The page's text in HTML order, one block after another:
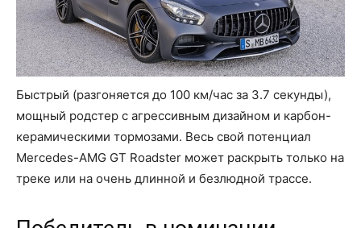
Быстрый (разгоняется до 100 км/час за 3.7 секунды),
мощный родстер с агрессивным дизайном и карбон-
керамическими тормозами. Весь свой потенциал
Mercedes-AMG GT Roadster может раскрыть только на
треке или на очень длинной и безлюдной трассе.